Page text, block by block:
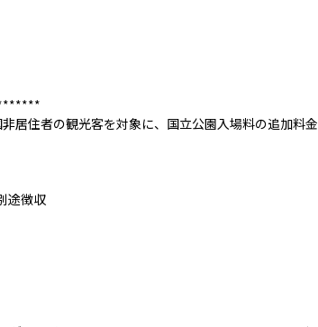
居住者の観光客を対象に、国立公園入場料の追加料金
途徴収